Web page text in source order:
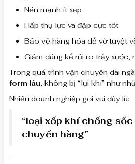
Nén mạnh ít xẹp
Hấp thụ lực va đập cực tốt
Bảo vệ hàng hóa dễ vỡ tuyệt
Giảm đáng kể rủi ro trầy xước,
Trong quá trình vận chuyển dài
form lâu, không bị “lụi khí” như
Nhiều doanh nghiệp gọi vui đây là:
“loại xốp khí chống
chuyến hàng”